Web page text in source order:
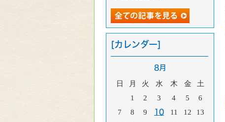
[カレンダー]
8月
日 月 火 水 木 金
土
1
2 3 4 5
6
7
8 9 10 11 12
13